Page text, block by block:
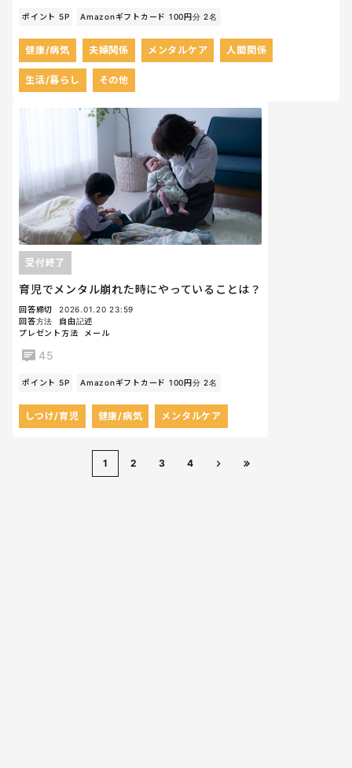
ポイント 5P Amazonギフトカード 100円分 2名
健康/病気 夫婦関係 メンタルケア 人間関係
生活/暮らし その他
育児でメンタル崩れた時にやっていることは？
受付終了
回答締切
2026.01.20 23:59
回答方法
自由記述
プレゼント方法
メール
45
ポイント 5P Amazonギフトカード 100円分 2名
しつけ/育児 健康/病気 メンタルケア
1 2 3 4